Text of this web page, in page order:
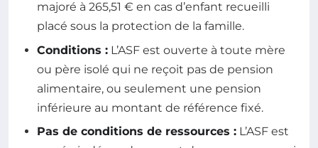
majoré à 265,51 € en cas d’enfant recueilli
placé sous la protection de la famille.
Conditions : L’ASF est ouverte à toute mère
ou père isolé qui ne reçoit pas de pension
alimentaire, ou seulement une pension
inférieure au montant de référence fixé.
Pas de conditions de ressources : L’ASF est